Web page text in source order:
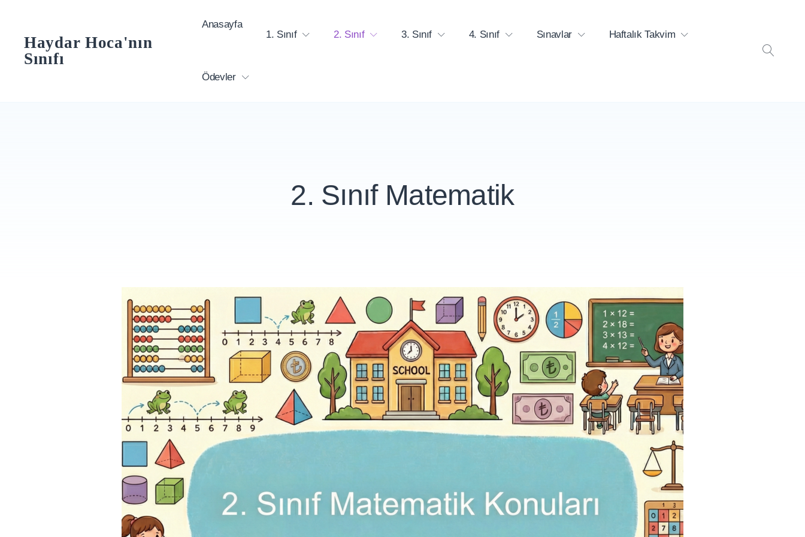
contentHaydar Hoca'nın
Sınıfı
Anasayfa
1. Sınıf
2. Sınıf 3. Sınıf 4. Sınıf Sınavlar Haftalık Takvim
Ödevler
2. Sınıf Matematik